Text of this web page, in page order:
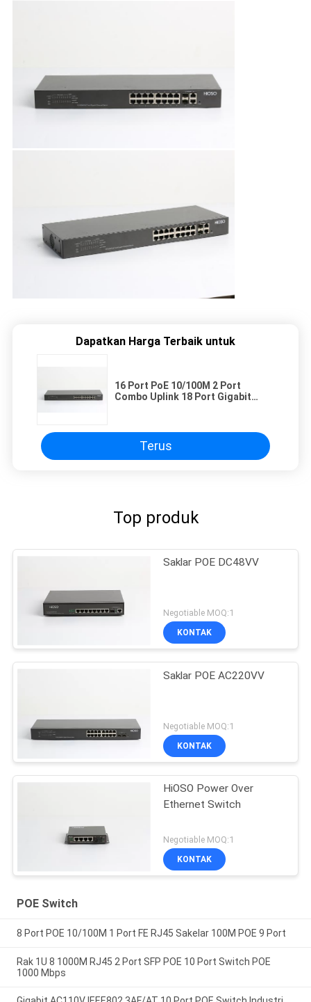
Dapatkan Harga Terbaik untuk
16 Port PoE 10/100M 2 Port
Combo Uplink 18 Port Gigabit
Terus
Top produk
Saklar POE DC48VV
Negotiable MOQ:1
KONTAK
Saklar POE AC220VV
Negotiable MOQ:1
KONTAK
HiOSO Power Over
Ethernet Switch
Negotiable MOQ:1
KONTAK
POE Switch
8 Port POE 10/100M 1 Port FE RJ45 Sakelar 100M POE 9 Port
Rak 1U 8 1000M RJ45 2 Port SFP POE 10 Port Switch POE
1000 Mbps